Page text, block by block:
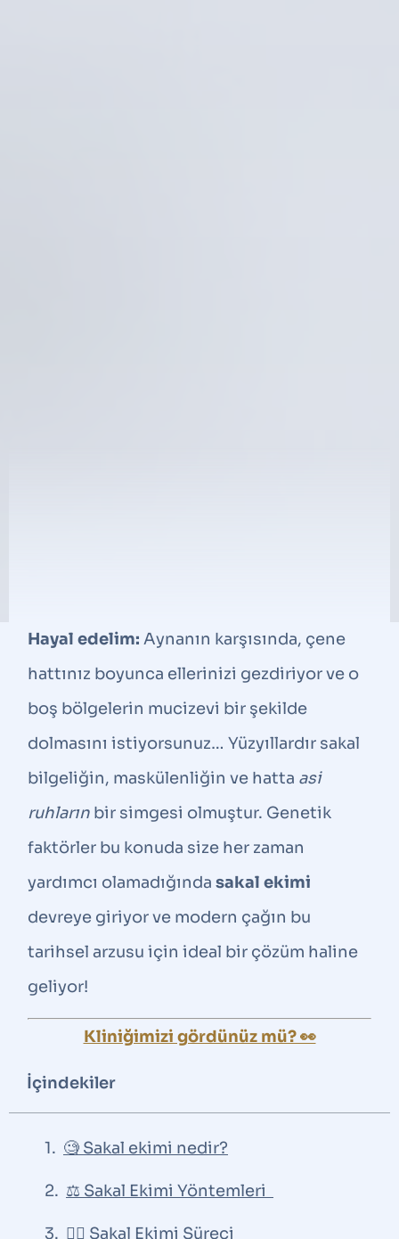
Hayal edelim:Aynanın karşısında, çene
hattınız boyunca ellerinizi gezdiriyor ve o
boş bölgelerin mucizevi bir şekilde
dolmasını istiyorsunuz… Yüzyıllardır sakal
bilgeliğin, maskülenliğin ve hatta asi
ruhların bir simgesi olmuştur. Genetik
faktörler bu konuda size her zaman
yardımcı olamadığındasakal ekimi
devreye giriyor ve modern çağın bu
tarihsel arzusu için ideal bir çözüm haline
geliyor!
Kliniğimizi gördünüz mü? 👀
İçindekiler
🧐 Sakal ekimi nedir?
⚖️ Sakal Ekimi Yöntemleri
👨‍⚕️ Sakal Ekimi Süreci